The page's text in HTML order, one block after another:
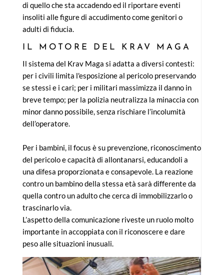
di quello che sta accadendo ed il riportare eventi
insoliti alle figure di accudimento come genitori o
adulti di fiducia.
IL MOTORE DEL KRAV MAGA
Il sistema del Krav Maga si adatta a diversi contesti:
per i civili limita l'esposizione al pericolo preservando
se stessi e i cari; per i militari massimizza il danno in
breve tempo; per la polizia neutralizza la minaccia con
minor danno possibile, senza rischiare l’incolumità
dell’operatore.
Per i bambini, il focus è su prevenzione, riconoscimento
del pericolo e capacità di allontanarsi, educandoli a
una difesa proporzionata e consapevole. La reazione
contro un bambino della stessa età sarà differente da
quella contro un adulto che cerca di immobilizzarlo o
trascinarlo via.
L’aspetto della comunicazione riveste un ruolo molto
importante in accoppiata con il riconoscere e dare
peso alle situazioni inusuali.